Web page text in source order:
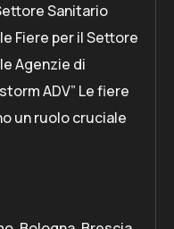
Sanitario
Fiere per il Settore
Agenzie di
ADV” Le fiere
un ruolo cruciale